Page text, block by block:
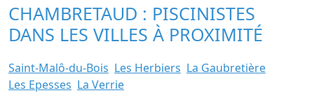
CHAMBRETAUD : PISCINISTES
DANS LES VILLES À PROXIMITÉ
Saint-Malô-du-Bois Les Herbiers La Gaubretière
Les Epesses La Verrie